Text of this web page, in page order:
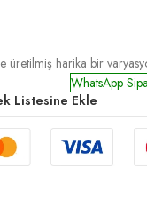
üretilmiş harika bir
WhatsApp
Listesine Ekle